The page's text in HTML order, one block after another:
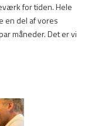
for tiden. Hele
en del af vores
måneder. Det er vi